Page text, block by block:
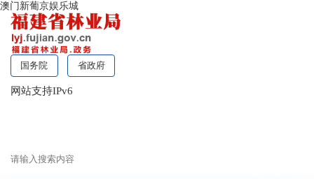
澳门新葡京娱乐城
国务院 省政府
网站支持IPv6